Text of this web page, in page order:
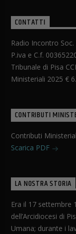
CONTATTI
Radio Incontro
P.iva e C.f.
Tribunale di Pisa
Ministeriali 2025 €
CONTRIBUTI
Contributi
Scarica PDF
LA NOSTRA STORIA
Era il 17 settembre
dell’Arcidiocesi di
Umana; durante i